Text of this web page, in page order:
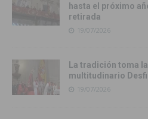
hasta el próximo
retirada
19/07/2026
La tradición toma
multitudinario
19/07/2026